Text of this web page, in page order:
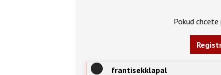
Pokud
frantisekklapal